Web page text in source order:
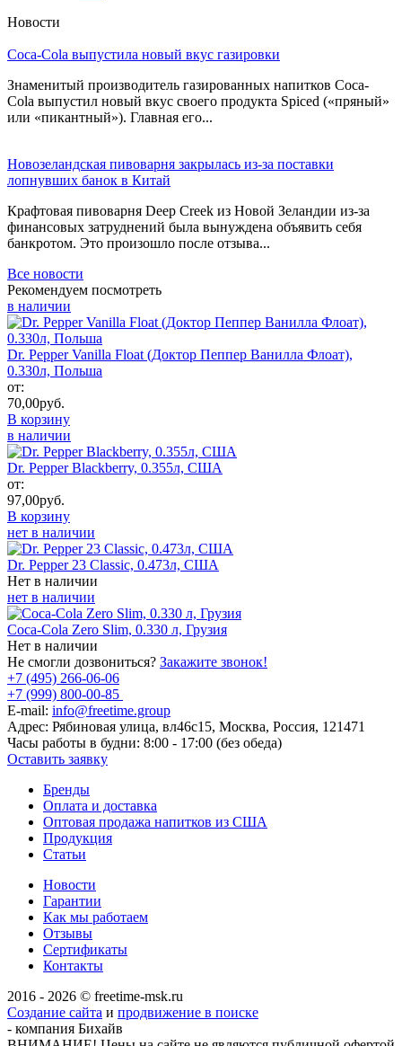
Новости
Coca-Cola выпустила новый вкус газировки
Знаменитый производитель газированных напитков Coca-
Cola выпустил новый вкус своего продукта Spiced («пряный»
или «пикантный»). Главная его...
Новозеландская пивоварня закрылась из-за поставки
лопнувших банок в Китай
Крафтовая пивоварня Deep Creek из Новой Зеландии из-за
финансовых затруднений была вынуждена объявить себя
банкротом. Это произошло после отзыва...
Все новости
Рекомендуем посмотреть
в наличии
Dr. Pepper Vanilla Float (Доктор Пеппер Ванилла Флоат),
0.330л, Польша
от:
70,00руб.
В корзину
в наличии
Dr. Pepper Blackberry, 0.355л, США
от:
97,00руб.
В корзину
нет в наличии
Dr. Pepper 23 Classic, 0.473л, США
Нет в наличии
нет в наличии
Coca-Cola Zero Slim, 0.330 л, Грузия
Нет в наличии
Не смогли дозвониться? Закажите звонок!
+7 (495) 266-06-06
+7 (999) 800-00-85
E-mail: info@freetime.group
Адрес: Рябиновая улица, вл46с15, Москва, Россия, 121471
Часы работы в будни: 8:00 - 17:00 (без обеда)
Оставить заявку
Бренды
Оплата и доставка
Оптовая продажа напитков из США
Продукция
Статьи
Новости
Гарантии
Как мы работаем
Отзывы
Сертификаты
Контакты
2016 - 2026 © freetime-msk.ru
Создание сайта и продвижение в поиске
- компания Бихайв